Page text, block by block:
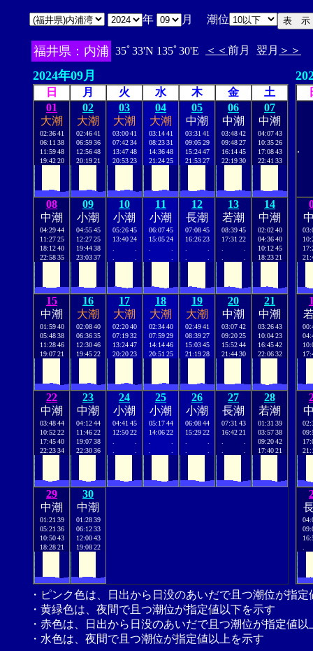
年 月 潮位
福井県：内浦 35ﾟ33'N 135ﾟ30'E ＜＜ 前月 翌月 ＞＞
2024年09月
日 月 火 水 木 金
土
01
大潮
02:36 41
06:11 38
11:59 48
19:42 20
02
大潮
02:46 41
06:59 36
12:56 48
20:19 21
03
大潮
03:00 41
07:42 34
13:47 48
20:53 23
04
大潮
03:14 41
08:23 31
14:36 48
21:24 25
05
中潮
03:31 41
09:05 29
15:24 47
21:53 27
06
中潮
03:48 42
09:48 27
16:14 45
22:19 30
07
中潮
04:07 43
10:35 26
17:08 43
22:41 33
08
中潮
04:29 44
11:27 25
18:12 40
22:58 35
09
小潮
04:55 45
12:27 25
19:44 38
23:03 37
10
小潮
05:26 45
13:40 24
11
小潮
06:07 45
15:05 24
12
長潮
07:08 45
16:26 23
13
若潮
08:39 45
17:31 22
14
中潮
02:02 40
04:36 40
10:12 45
18:23 21
15
中潮
01:59 40
05:48 38
11:28 46
19:07 21
16
大潮
02:08 40
06:36 35
12:30 46
19:45 22
17
大潮
02:20 40
07:19 32
13:24 47
20:20 23
18
大潮
02:34 40
07:59 29
14:14 46
20:51 25
19
大潮
02:49 41
08:39 27
15:03 45
21:19 28
20
中潮
03:07 42
09:20 25
15:52 44
21:44 30
21
中潮
03:26 43
10:04 23
16:45 42
22:06 32
22
中潮
03:48 44
10:52 22
17:45 40
22:23 34
23
中潮
04:12 44
11:46 22
19:07 38
22:30 36
24
小潮
04:41 45
12:50 22
25
小潮
05:17 44
14:06 22
26
小潮
06:08 44
15:29 22
27
長潮
07:31 43
16:42 21
28
若潮
01:31 39
03:57 38
09:20 42
17:40 21
29
中潮
01:21 39
05:21 36
10:50 43
18:28 21
30
中潮
01:28 39
06:12 33
12:00 43
19:08 22
.
・ピンク色は、日出から日没のあいだで且つ潮位が指
・黄緑色は、夜間で且つ潮位が指定値以下を示す
・赤色は、日出から日没のあいだで且つ潮位が指定値以
・水色は、夜間で且つ潮位が指定値以上を示す